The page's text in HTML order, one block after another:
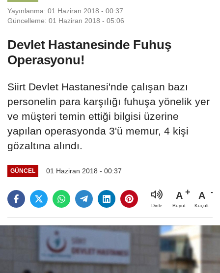
Yayınlanma: 01 Haziran 2018 - 00:37
Güncelleme: 01 Haziran 2018 - 05:06
Devlet Hastanesinde Fuhuş
Operasyonu!
Siirt Devlet Hastanesi'nde çalışan bazı
personelin para karşılığı fuhuşa yönelik yer
ve müşteri temin ettiği bilgisi üzerine
yapılan operasyonda 3'ü memur, 4 kişi
gözaltına alındı.
GÜNCEL 01 Haziran 2018 - 00:37
Dinle
A
Büyüt
A
Küçült